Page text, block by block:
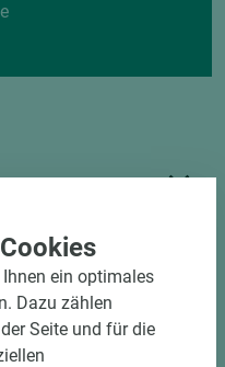
ein optimales
Dazu zählen
Seite und für die